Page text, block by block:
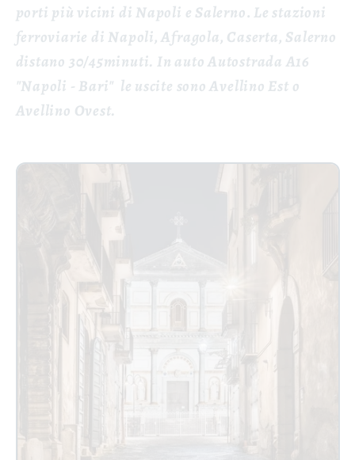
porti più vicini di Napoli e Salerno. Le stazioni
ferroviarie di Napoli, Afragola, Caserta, Salerno
distano 30/45minuti. In autoAutostrada A16
"Napoli - Bari" le uscite sono Avellino Est o
Avellino Ovest.